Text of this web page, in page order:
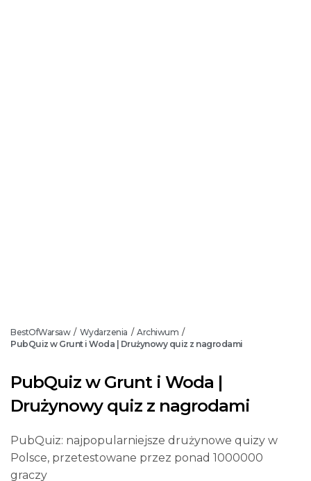
BestOfWarsaw / Wydarzenia / Archiwum /
PubQuiz w Grunt i Woda | Drużynowy quiz z nagrodami
PubQuiz w Grunt i Woda |
Drużynowy quiz z nagrodami
PubQuiz: najpopularniejsze drużynowe quizy w
Polsce, przetestowane przez ponad 1000000
graczy